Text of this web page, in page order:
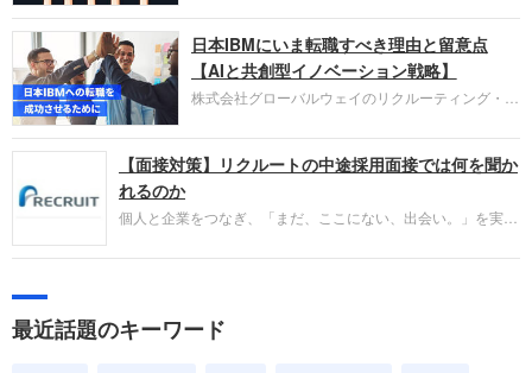
圧倒的な存在感を持つAmazon。中途採用面接では
過去の具体的な業務成果やリーダーシップの発揮、
失敗からの学びが重視され、人間性やカルチャーフ
ィットも評価対象となり、長期的に成長できる仲間
であるかを多角的に審査されます。
日本IBMにいま転職すべき理由と留意点
【AIと共創型イノベーション戦略】
株式会社グローバルウェイのリクルーティング・パ
パーソンが利用する企業口コミサイト「キャリコ
ネ」の転職エージェントがお勧めするイチオシ企業
IBMです。採用面接対策の企業研究にご活用くださ
い。
【面接対策】リクルートの中途採用面接では何を聞か
れるのか
個人と企業をつなぎ、「まだ、ここにない、出会い。」を実現
やこれまでの成果を具体的に問われるほか、「人間性」も評価
しょう。
最近話題のキーワード